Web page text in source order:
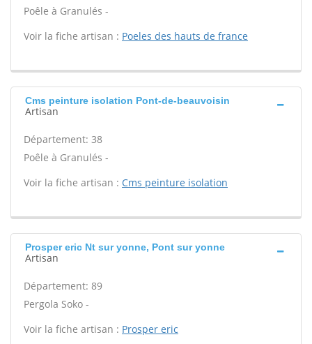
Poêle à Granulés -
Voir la fiche artisan : Poeles des hauts de france
Cms peinture isolation Pont-de-beauvoisin
Artisan
Département: 38
Poêle à Granulés -
Voir la fiche artisan : Cms peinture isolation
Prosper eric Nt sur yonne, Pont sur yonne
Artisan
Département: 89
Pergola Soko -
Voir la fiche artisan : Prosper eric